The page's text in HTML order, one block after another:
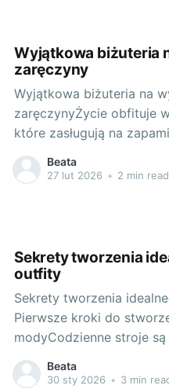
Wyjątkowa biżuteria
zaręczyny
Wyjątkowa biżuteria na
zaręczynyŻycie obfituje
które zasługują na
które zapisują się na
takich niewątpliwie
Beata
27 lut 2026 • 2 min read
Sekrety tworzenia
outfity
Sekrety tworzenia
Pierwsze kroki do
modyCodzienne stroje
codziennej aktywności.
wyjście z domu i
Beata
30 sty 2026 • 3 min